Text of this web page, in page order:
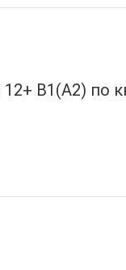
B1(A2) по